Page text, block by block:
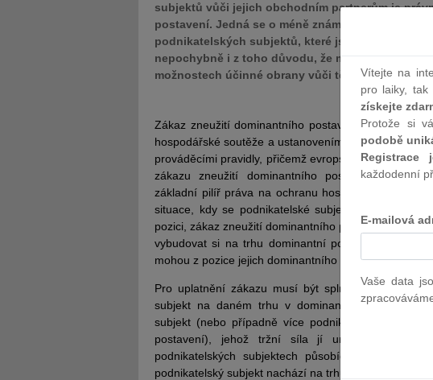
subjektů vůči jejich obchodním partnerům je
postavení. Jedná se o méně známou
podnikatelských subjektů, které jsou i na českém
nepochybně i z toho důvodu, že mezi dotčenými
možnostech účinné obrany vůči těmto praktikám.
Zákaz zneužití dominantního postavení je upraven
hospodářské soutěže a ustanovením článku 82
prováděcími pravidly, přičemž evropská i česká
zákazu zneužití dominantního postavení
základní pilíř práva na ochranu hospodářské
situace, kdy se podnikatelské subjekty uzavíráním
pozici, zákaz zneužití dominantního postavení se
vybudovat si na trhu dominantní pozici, omezovat v
mohou z pozice jejich dominantního postavení na
Pro uplatnění zákazu musí být splněny zároveň
subjekt na daném trhu v dominantním postavení.
subjekt (nebo případně více podnikatelských
postavení), jehož tržní síla jí umožňuje
podnikatelských subjektech působících na
podnikatelský subjekt nachází na trhu v dominantním
Vítejte na
pro laiky,
získejte
Protože si
podobě
Registrace
každodenní
E-mailová
Vaše data